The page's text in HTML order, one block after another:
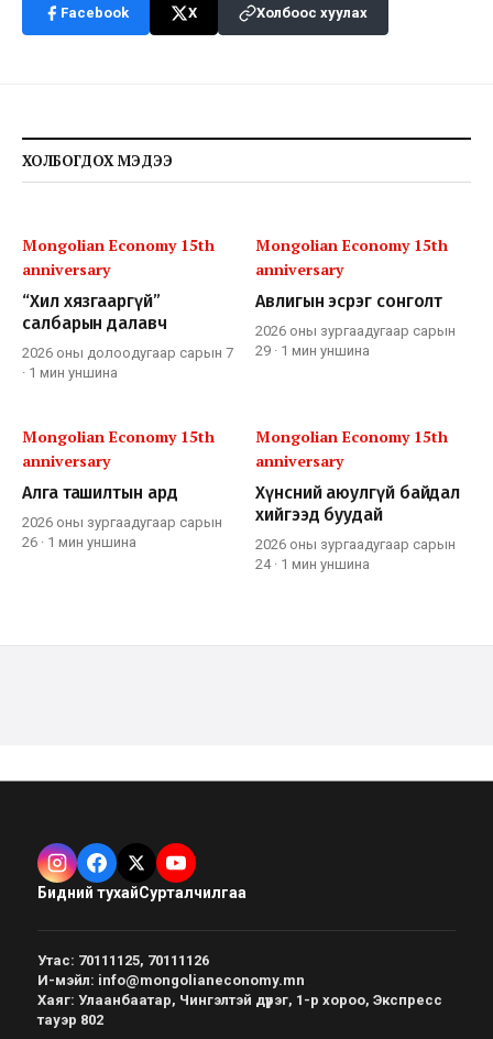
Facebook X Холбоос хуулах
ХОЛБОГДОХ МЭДЭЭ
Mongolian Economy 15th
anniversary
“Хил хязгааргүй”
салбарын далавч
2026 оны долоодугаар сарын 7
· 1 мин уншина
Mongolian Economy 15th
anniversary
Авлигын эсрэг сонголт
2026 оны зургаадугаар сарын
29 · 1 мин уншина
Mongolian Economy 15th
anniversary
Алга ташилтын ард
2026 оны зургаадугаар сарын
26 · 1 мин уншина
Mongolian Economy 15th
anniversary
Хүнсний аюулгүй байдал
хийгээд буудай
2026 оны зургаадугаар сарын
24· 1 мин уншина
Бидний тухайСурталчилгаа
Утас: 70111125, 70111126
И-мэйл: info@mongolianeconomy.mn
Хаяг: Улаанбаатар, Чингэлтэй дүүрэг, 1-р хороо, Экспресс
тауэр 802